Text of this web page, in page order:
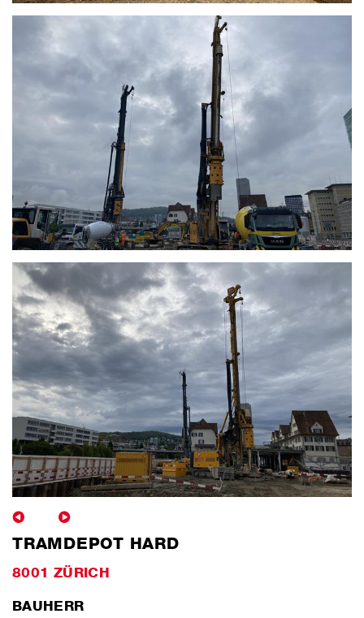
TRAMDEPOT HARD
8001 ZÜRICH
BAUHERR